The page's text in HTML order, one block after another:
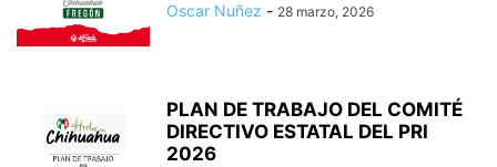
Oscar Nuñez - 28 marzo, 2026
PLAN DE TRABAJO DEL COMITÉ
DIRECTIVO ESTATAL DEL PRI
2026